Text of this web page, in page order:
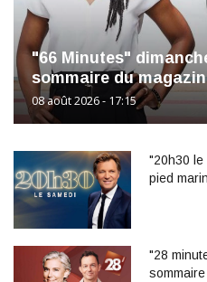
"66 Minutes"
sommaire du
08 août 2026 - 17:15
"20h30 le
pied
"28